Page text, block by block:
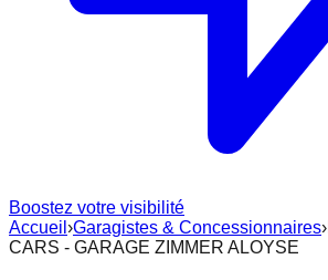
Boostez votre visibilité
Accueil ›Garagistes & Concessionnaires›
CARS - GARAGE ZIMMER ALOYSE